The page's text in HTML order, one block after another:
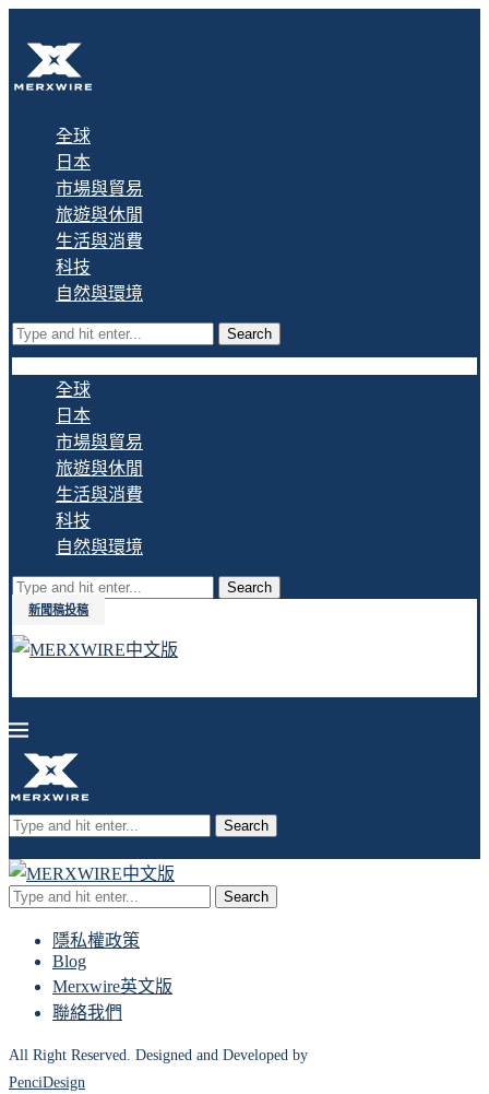
全球
日本
市場與貿易
旅遊與休閒
生活與消費
科技
自然與環境
Search
全球
日本
市場與貿易
旅遊與休閒
生活與消費
科技
自然與環境
Search
新聞稿投稿
Search
Search
隱私權政策
Blog
Merxwire英文版
聯絡我們
All Right Reserved. Designed and Developed by
PenciDesign